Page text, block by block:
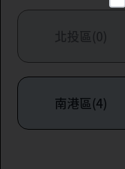
北投區(0)
南港區(4)